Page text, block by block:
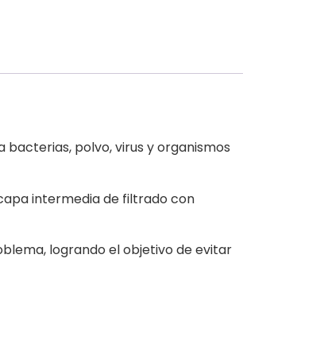
polvo, virus y organismos
intermedia de filtrado con
logrando el objetivo de evitar